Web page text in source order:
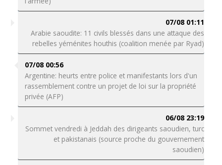
07/08 01:11
Arabie saoudite: 11 civils blessés dans une attaque des
rebelles yéménites houthis (coalition menée par Ryad)
07/08 00:56
Argentine: heurts entre police et manifestants lors d'un
rassemblement contre un projet de loi sur la propriété
privée (AFP)
06/08 23:19
Sommet vendredi à Jeddah des dirigeants saoudien, turc
et pakistanais (source proche du gouvernement
saoudien)